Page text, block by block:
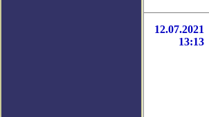
12.07.2021
13:13